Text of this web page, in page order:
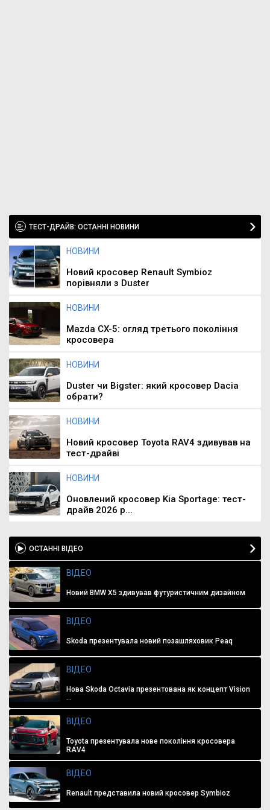
ТЕСТ-ДРАЙВ: ОСТАННІ НОВИНИ
НОВИНИ
Новий кросовер Renault Symbioz
порівняли з Duster
НОВИНИ
Mazda CX-5: огляд третього покоління
кросовера
НОВИНИ
Duster чи Bigster: який кросовер Dacia
обрати?
НОВИНИ
Новий кросовер Toyota RAV4 здивував на
тест-драйві
НОВИНИ
Оновлений кросовер Kia Sportage: тест-
драйв 2026 р...
ОСТАННІ ВІДЕО
ВІДЕО
Новий BMW X5 здивував футуристичним дизайном
ВІДЕО
Skoda презентувала новий позашляховик Peaq
ВІДЕО
Нова Skoda Octavia презентована як концепт Vision
...
ВІДЕО
Toyota презентувала нове покоління кросовера
RAV4
ВІДЕО
Renault представила новий кросовер Symbioz